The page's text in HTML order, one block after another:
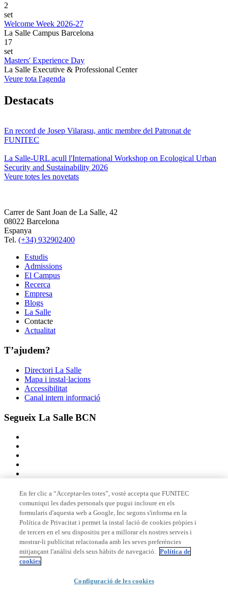
2
set
Welcome Week 2026-27
La Salle Campus Barcelona
17
set
Masters' Experience Day
La Salle Executive & Professional Center
Veure tota l'agenda
Destacats
En record de Josep Vilarasu, antic membre del Patronat de
FUNITEC
La Salle-URL acull l'International Workshop on Ecological Urban
Security and Sustainability 2026
Veure totes les novetats
Carrer de Sant Joan de La Salle, 42
08022 Barcelona
Espanya
Tel. (+34) 932902400
Estudis
Admissions
El Campus
Recerca
Empresa
Blogs
La Salle
Contacte
Actualitat
T’ajudem?
Directori La Salle
Mapa i instal·lacions
Accessibilitat
Canal intern informació
Segueix La Salle BCN
Membre de
Acreditacions
© 2026 La Salle Campus Barcelona - URL |Avís legal
En fer clic a “Acceptar-les totes”, vostè accepta que FUNITEC
comuniqui les dades personals que pugui incloure en els
formularis d'aquesta web a Google, Inc segons s'informa en la
Política de Privacitat i permet la instal·lació de cookies pròpies i
de tercers en el seu dispositiu per a millorar els nostres serveis i
mostrar-li publicitat relacionada amb les seves preferències
mitjançant l'anàlisi dels seus hàbits de navegació. Política de
cookies
Configuració de les cookies